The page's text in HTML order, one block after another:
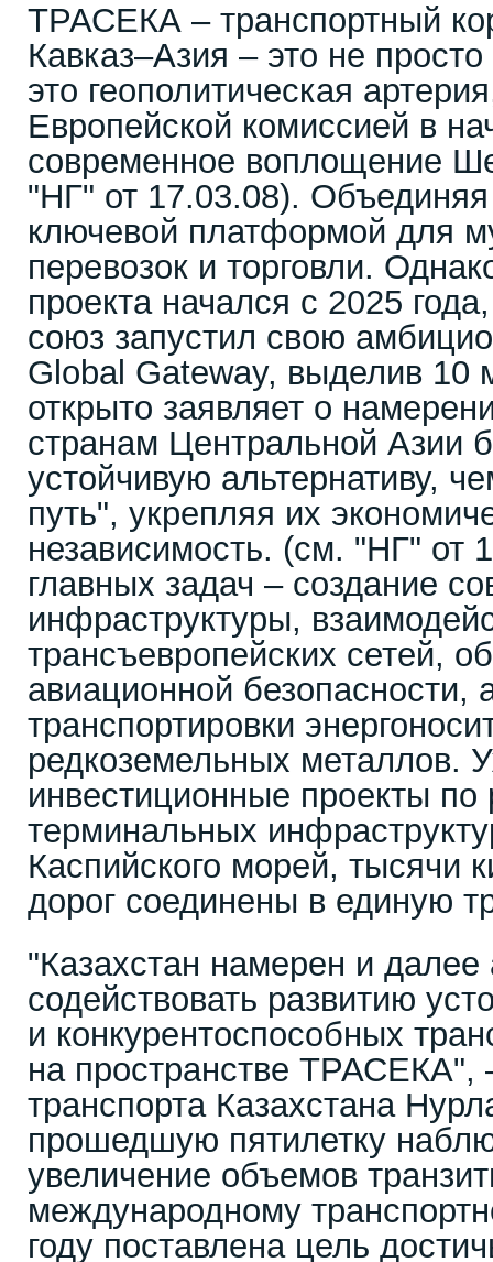
ТРАСЕКА – транспортный
Кавказ–Азия – это не
это геополитическая
Европейской комиссией в
современное воплощение
"НГ" от 17.03.08).
ключевой платформой для
перевозок и торговли.
проекта начался с 2025
союз запустил свою
Global Gateway, выделив 10
открыто заявляет о
странам Центральной Азии
устойчивую альтернативу,
путь", укрепляя их
независимость. (см. "НГ" от
главных задач – создание
инфраструктуры,
трансъевропейских сетей,
авиационной безопасности,
транспортировки
редкоземельных металлов.
инвестиционные проекты по
терминальных
Каспийского морей, тысячи
дорог соединены в единую
"Казахстан намерен и далее
содействовать развитию
и конкурентоспособных
на пространстве ТРАСЕКА",
транспорта Казахстана
прошедшую пятилетку
увеличение объемов
международному
году поставлена цель